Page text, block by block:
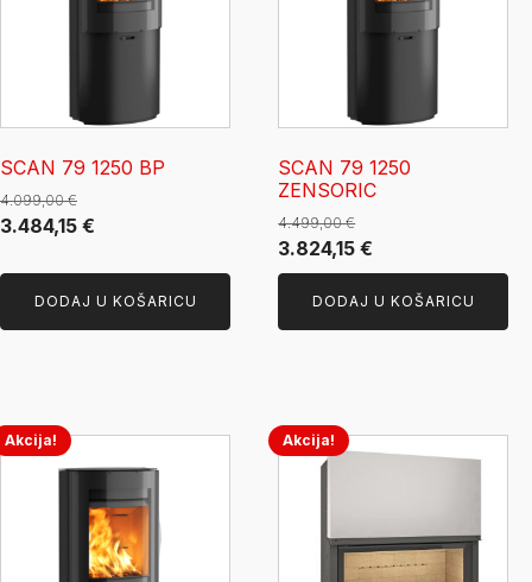
SCAN 79 1250 BP
4.099,00€
Izvorna
bila
3.484,15 €
3.484,15 €.
DODAJ U KOŠARICU
SCAN 79 1250
ZENSORIC
4.499,00€
Izvorna
cijena
je:
3.824,15€
cijena
je:
3.824,15 €.
DODAJ U KOŠARICU
Akcija! Akcija!